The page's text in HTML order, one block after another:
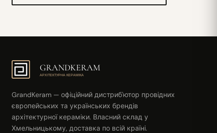
GRANDKERAM
АРХІТЕКТУРНА КЕРАМІКА
GrandKeram — офіційний дистриб'ютор провідних
європейських та українських брендів
архітектурної кераміки. Власний склад у
Хмельницькому, доставка по всій країні.